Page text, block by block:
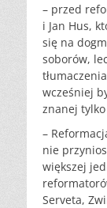
– przed
i Jan Hus,
się na
soborów,
wcześniej
znanej
–
nie
większej
Serveta,